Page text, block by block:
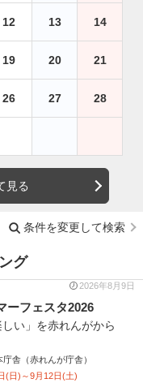
12 13 14
19 20 21
26 27 28
見る
条件を変更して検索
グ
2026年8月9日
ーフェスタ2026
い」を赤れんがから
舎（赤れんが庁舎）
(日)～9月12日(土)